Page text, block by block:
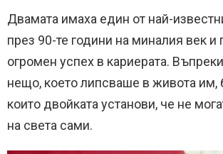
Двамата имаха един от най-
през 90-те години на миналия век и
огромен успех в кариерата.
нещо, което липсваше в живота им,
които двойката установи, че не
на света сами.